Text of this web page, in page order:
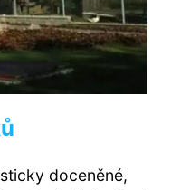
doceněné,